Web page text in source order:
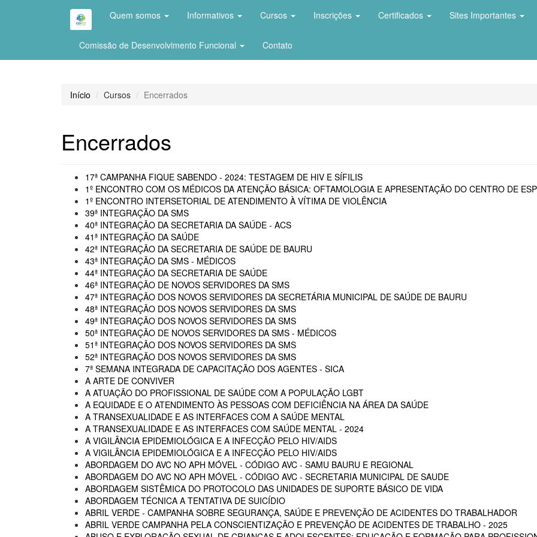
Quem somos Informativos Cursos Inscrições Certificados Sites Importantes
Comissão de Desenvolvimento Funcional Contato
Início Cursos Encerrados
Encerrados
17ª CAMPANHA FIQUE SABENDO - 2024: TESTAGEM DE HIV E SÍFILIS
1º ENCONTRO COM OS MÉDICOS DA ATENÇÃO BÁSICA: OFTAMOLOGIA E APRESENTAÇÃO DO CENTRO DE
1º ENCONTRO INTERSETORIAL DE ATENDIMENTO À VÍTIMA DE VIOLÊNCIA
39ª INTEGRAÇÃO DA SMS
40ª INTEGRAÇÃO DA SECRETARIA DA SAÚDE - ACS
41ª INTEGRAÇÃO DA SAÚDE
42ª INTEGRAÇÃO DA SECRETARIA DE SAÚDE DE BAURU
43ª INTEGRAÇÃO DA SMS - MÉDICOS
44ª INTEGRAÇÃO DA SECRETARIA DE SAÚDE
46ª INTEGRAÇÃO DE NOVOS SERVIDORES DA SMS
47ª INTEGRAÇÃO DOS NOVOS SERVIDORES DA SECRETÁRIA MUNICIPAL DE SAÚDE DE BAURU
48ª INTEGRAÇÃO DOS NOVOS SERVIDORES DA SMS
49ª INTEGRAÇÃO DOS NOVOS SERVIDORES DA SMS
50ª INTEGRAÇÃO DE NOVOS SERVIDORES DA SMS - MÉDICOS
51ª INTEGRAÇÃO DOS NOVOS SERVIDORES DA SMS
52ª INTEGRAÇÃO DOS NOVOS SERVIDORES DA SMS
7ª SEMANA INTEGRADA DE CAPACITAÇÃO DOS AGENTES - SICA
A ARTE DE CONVIVER
A ATUAÇÃO DO PROFISSIONAL DE SAÚDE COM A POPULAÇÃO LGBT
A EQUIDADE E O ATENDIMENTO ÀS PESSOAS COM DEFICIÊNCIA NA ÁREA DA SAÚDE
A TRANSEXUALIDADE E AS INTERFACES COM A SAÚDE MENTAL
A TRANSEXUALIDADE E AS INTERFACES COM SAÚDE MENTAL - 2024
A VIGILÂNCIA EPIDEMIOLÓGICA E A INFECÇÃO PELO HIV/AIDS
A VIGILÂNCIA EPIDEMIOLÓGICA E A INFECÇÃO PELO HIV/AIDS
ABORDAGEM DO AVC NO APH MÓVEL - CÓDIGO AVC - SAMU BAURU E REGIONAL
ABORDAGEM DO AVC NO APH MÓVEL - CÓDIGO AVC - SECRETARIA MUNICIPAL DE SAUDE
ABORDAGEM SISTÊMICA DO PROTOCOLO DAS UNIDADES DE SUPORTE BÁSICO DE VIDA
ABORDAGEM TÉCNICA A TENTATIVA DE SUICÍDIO
ABRIL VERDE - CAMPANHA SOBRE SEGURANÇA, SAÚDE E PREVENÇÃO DE ACIDENTES DO TRABALHADOR
ABRIL VERDE CAMPANHA PELA CONSCIENTIZAÇÃO E PREVENÇÃO DE ACIDENTES DE TRABALHO - 2025